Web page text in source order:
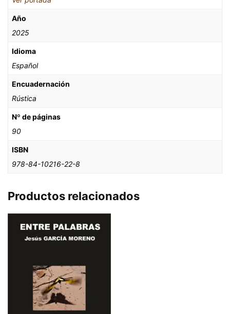
Año
2025
Idioma
Español
Encuadernación
Rústica
Nº de páginas
90
ISBN
978-84-10216-22-8
Productos relacionados